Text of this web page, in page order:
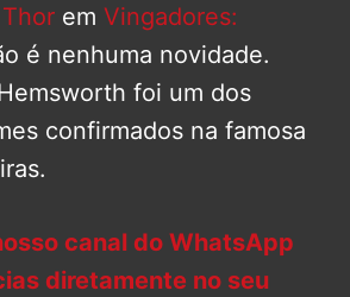
Thor em Vingadores:
é nenhuma novidade.
foi um dos
confirmados na famosa
canal do WhatsApp
diretamente no seu